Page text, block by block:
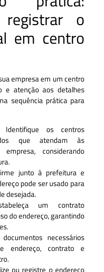
o
em centro
empresa em um centro
e atenção aos detalhes
sequência prática para
Identifique os centros
que atendam às
considerando
junto à prefeitura e
pode ser usado para
desejada.
um contrato
do endereço, garantindo
documentos necessários
endereço, contrato e
ou registre o endereço